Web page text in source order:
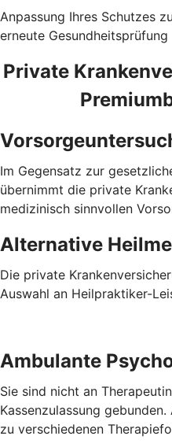
Anpassung Ihres Schutzes
erneute Gesundheitsprüfung
Private
Im Gegensatz zur
übernimmt die private
medizinisch sinnvollen
Alternative
Die private
Auswahl an Heilpraktiker-
Ambulante
Sie sind nicht an
Kassenzulassung
zu verschiedenen